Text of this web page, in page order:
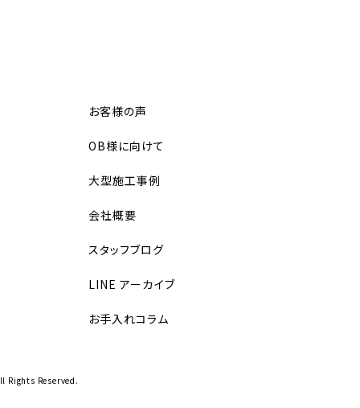
お客様の声
OB様に向けて
大型施工事例
会社概要
スタッフブログ
LINE アーカイブ
お手入れコラム
Reserved.